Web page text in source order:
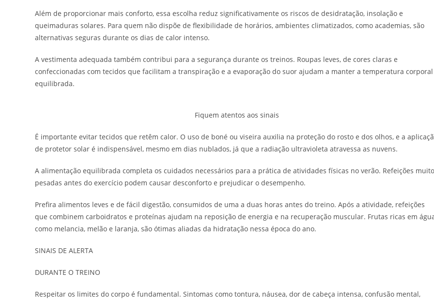
Além de proporcionar mais conforto, essa escolha reduz significativamente os riscos de desidratação, insolação e
queimaduras solares. Para quem não dispõe de flexibilidade de horários, ambientes climatizados, como academias, são
alternativas seguras durante os dias de calor intenso.
A vestimenta adequada também contribui para a segurança durante os treinos. Roupas leves, de cores claras e
confeccionadas com tecidos que facilitam a transpiração e a evaporação do suor ajudam a manter a temperatura corporal
equilibrada.
Fiquem atentos aos sinais
É importante evitar tecidos que retêm calor. O uso de boné ou viseira auxilia na proteção do rosto e dos olhos, e a
de protetor solar é indispensável, mesmo em dias nublados, já que a radiação ultravioleta atravessa as nuvens.
A alimentação equilibrada completa os cuidados necessários para a prática de atividades físicas no verão. Refeições muito
pesadas antes do exercício podem causar desconforto e prejudicar o desempenho.
Prefira alimentos leves e de fácil digestão, consumidos de uma a duas horas antes do treino. Após a atividade, refeições
que combinem carboidratos e proteínas ajudam na reposição de energia e na recuperação muscular. Frutas ricas em
como melancia, melão e laranja, são ótimas aliadas da hidratação nessa época do ano.
SINAIS DE ALERTA
DURANTE O TREINO
Respeitar os limites do corpo é fundamental. Sintomas como tontura, náusea, dor de cabeça intensa, confusão mental,